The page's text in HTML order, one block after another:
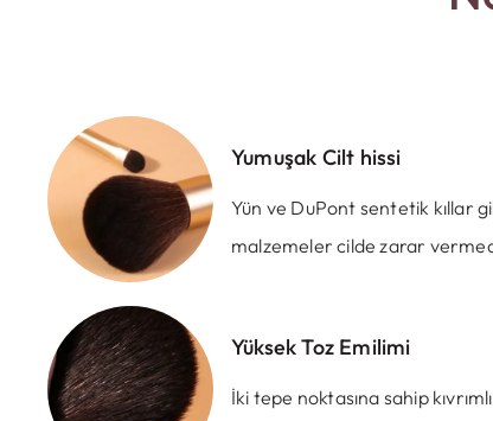
Yumuşak Cilt hissi
Yün ve DuPont sentetik kıllar
malzemeler cilde zarar
Yüksek Toz Emilimi
İki tepe noktasına sahip